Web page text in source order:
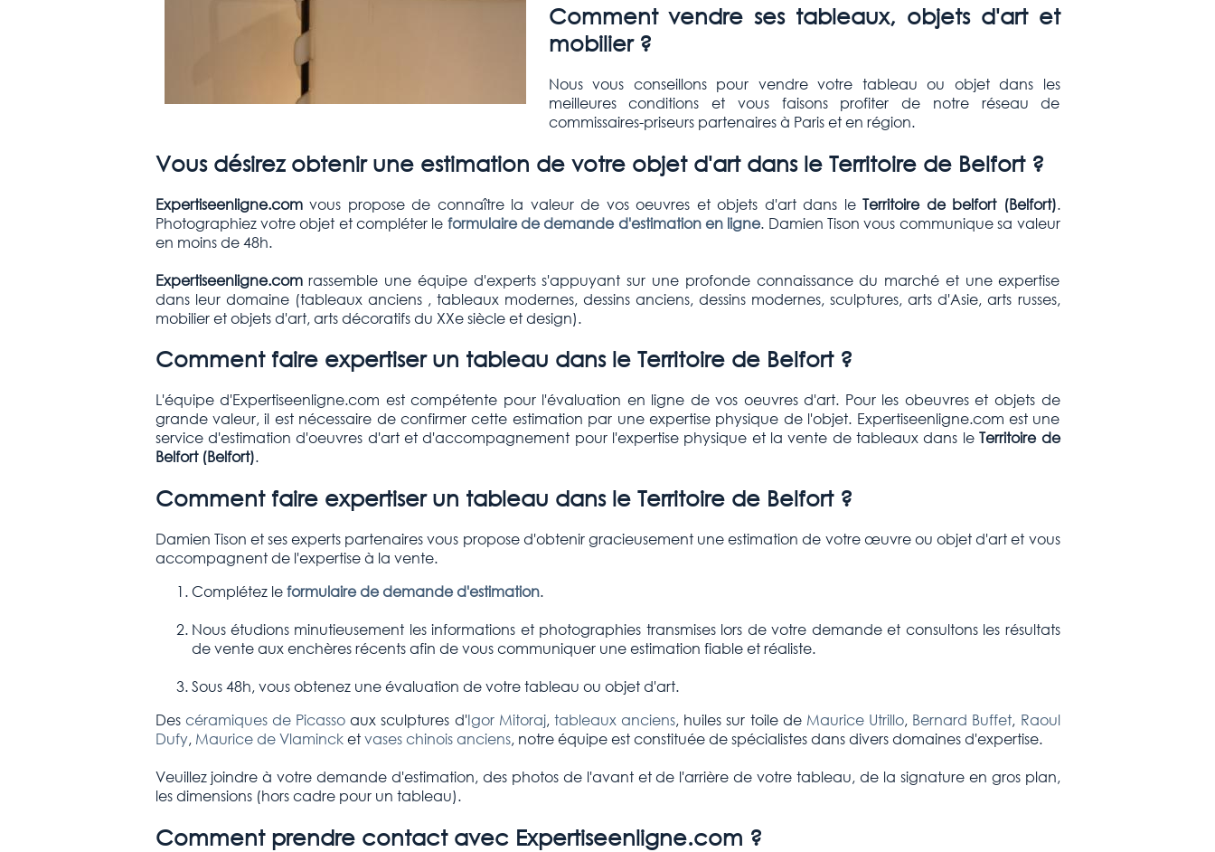
Comment vendre ses tableaux, objets d'art et
mobilier ?
Nous vous conseillons pour vendre votre tableau ou objet dans les
meilleures conditions et vous faisons profiter de notre réseau de
commissaires-priseurs partenaires à Paris et en région.
Vous désirez obtenir une estimation de votre objet d'art dans le Territoire de Belfort ?
Expertiseenligne.comvous propose de connaître la valeur de vos oeuvres et objets d'art dans le Territoire de belfort (Belfort).
Photographiez votre objet et compléter le formulaire de demande d'estimation en ligne. Damien Tison vous communique sa valeur
en moins de 48h.
Expertiseenligne.comrassemble une équipe d'experts s'appuyant sur une profonde connaissance du marché et une expertise
dans leur domaine (tableaux anciens , tableaux modernes, dessins anciens, dessins modernes, sculptures, arts d'Asie, arts russes,
mobilier et objets d'art, arts décoratifs du XXe siècle et design).
Comment faire expertiser un tableau dans le Territoire de Belfort ?
L'équipe d'Expertiseenligne.com est compétente pour l'évaluation en ligne de vos oeuvres d'art. Pour les obeuvres et objets de
grande valeur, il est nécessaire de confirmer cette estimation par une expertise physique de l'objet. Expertiseenligne.com est une
service d'estimation d'oeuvres d'art et d'accompagnement pour l'expertise physique et la vente de tableaux dans le Territoire de
Belfort (Belfort).
Comment faire expertiser un tableau dans le Territoire de Belfort ?
Damien Tison et ses experts partenaires vous propose d'obtenir gracieusement une estimation de votre œuvre ou objet d'art et vous
accompagnent de l'expertise à la vente.
Complétez leformulaire de demande d'estimation.
Nous étudions minutieusement les informations et photographies transmises lors de votre demande et consultons les résultats
de vente aux enchères récents afin de vous communiquer une estimation fiable et réaliste.
Sous 48h, vous obtenez une évaluation de votre tableau ou objet d'art.
Des céramiques de Picasso aux sculptures d'Igor Mitoraj, tableaux anciens, huiles sur toile de Maurice Utrillo, Bernard Buffet, Raoul
Dufy, Maurice de Vlamincketvases chinois anciens, notre équipe est constituée de spécialistes dans divers domaines d'expertise.
Veuillez joindre à votre demande d'estimation, des photos de l'avant et de l'arrière de votre tableau, de la signature en gros plan,
les dimensions (hors cadre pour un tableau).
Comment prendre contact avec Expertiseenligne.com ?